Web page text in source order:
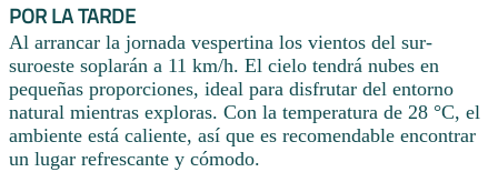
POR LA TARDE
Al arrancar la jornada vespertina los vientos del sur-
suroeste soplarán a 11 km/h. El cielo tendrá nubes en
pequeñas proporciones, ideal para disfrutar del entorno
natural mientras exploras. Con la temperatura de 28 °C, el
ambiente está caliente, así que es recomendable encontrar
un lugar refrescante y cómodo.